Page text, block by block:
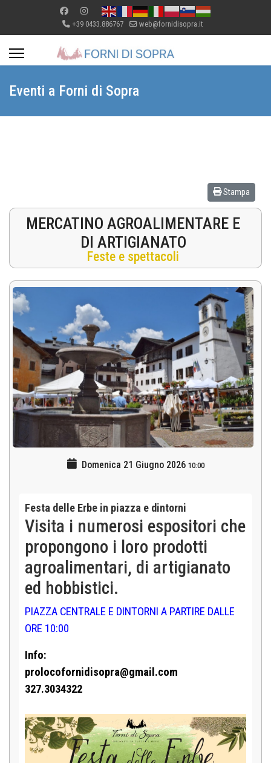
+39 0433.886767 web@fornidisopra.it
Eventi a Forni di Sopra
Stampa
MERCATINO AGROALIMENTARE E
DI ARTIGIANATO
Feste e spettacoli
Domenica 21 Giugno 2026 10:00
Festa delle Erbe in piazza e dintorni
Visita i numerosi espositori che
propongono i loro prodotti
agroalimentari, di artigianato
ed hobbistici.
PIAZZA CENTRALE E DINTORNI A PARTIRE DALLE
ORE 10:00
Info:
prolocofornidisopra@gmail.com
327.3034322